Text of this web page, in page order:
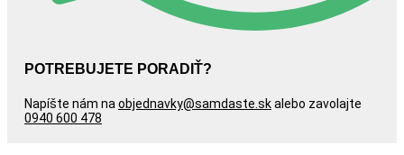
POTREBUJETE PORADIŤ?
Napíšte nám na objednavky@samdaste.skalebo zavolajte
0940 600 478